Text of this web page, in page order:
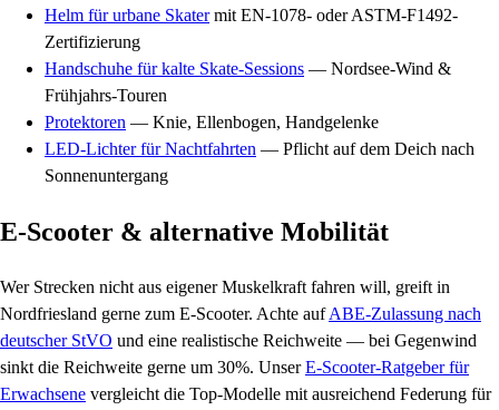
Helm für urbane Skatermit EN-1078- oder ASTM-F1492-
Zertifizierung
Handschuhe für kalte Skate-Sessions — Nordsee-Wind &
Frühjahrs-Touren
Protektoren — Knie, Ellenbogen, Handgelenke
LED-Lichter für Nachtfahrten — Pflicht auf dem Deich nach
Sonnenuntergang
E-Scooter & alternative Mobilität
Wer Strecken nicht aus eigener Muskelkraft fahren will, greift in
Nordfriesland gerne zum E-Scooter. Achte aufABE-Zulassung nach
deutscher StVO und eine realistische Reichweite — bei Gegenwind
sinkt die Reichweite gerne um 30%. UnserE-Scooter-Ratgeber für
Erwachsene vergleicht die Top-Modelle mit ausreichend Federung für